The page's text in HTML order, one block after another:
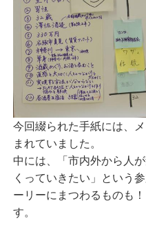
今回綴られた手紙には、
まれていました。
中には、「市内外から人
くっていきたい」という
ーリーにまつわるものも
す。